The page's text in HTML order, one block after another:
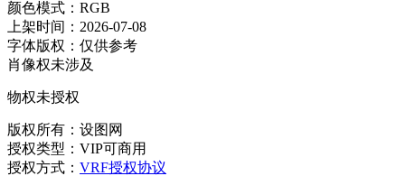
颜色模式：RGB
上架时间：2026-07-08
字体版权：仅供参考
肖像权未涉及
物权未授权
版权所有：设图网
授权类型：VIP可商用
授权方式： VRF授权协议